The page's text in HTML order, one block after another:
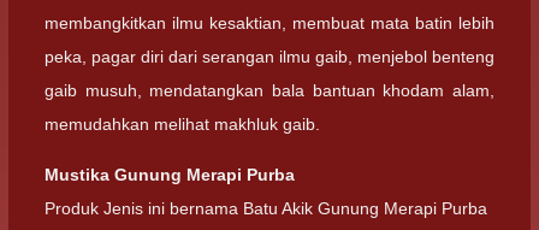
membangkitkan ilmu kesaktian, membuat mata batin lebih
peka, pagar diri dari serangan ilmu gaib, menjebol benteng
gaib musuh, mendatangkan bala bantuan khodam alam,
memudahkan melihat makhluk gaib.
Mustika Gunung Merapi Purba
Produk Jenis ini bernama Batu Akik Gunung Merapi Purba